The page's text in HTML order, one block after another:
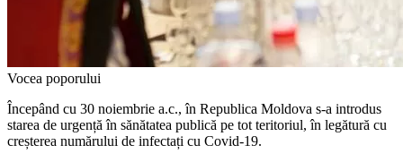
Vocea poporului
Începând cu 30 noiembrie a.c., în Republica Moldova s-a introdus
starea de urgență în sănătatea pu­blică pe tot teritoriul, în legătură cu
creșterea numărului de infectați cu Covid-19.